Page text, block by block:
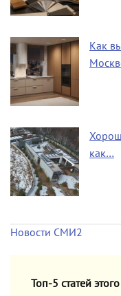
Как
как…
Новости СМИ2
Топ-5 статей